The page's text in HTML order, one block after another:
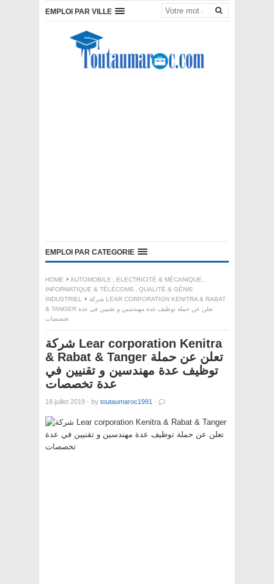
EMPLOI PAR VILLE
EMPLOI PAR CATEGORIE
HOME AUTOMOBILE , ELECTRICITÉ & MÉCANIQUE ,
INFORMATIQUE & TÉLÉCOMS , QUALITÉ & GÉNIE
INDUSTRIEL
شركة LEAR CORPORATION KENITRA & RABAT
& TANGER تعلن عن حملة توظيف عدة مهندسين و تقنيين في عدة
تخصصات
شركة Lear corporation Kenitra
& Rabat & Tanger تعلن عن حملة
توظيف عدة مهندسين و تقنيين في
عدة تخصصات
18 juillet 2019 · by toutaumaroc1991 ·